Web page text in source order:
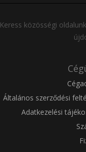
Keress közösségi
Általános szerződési
Adatkezelési